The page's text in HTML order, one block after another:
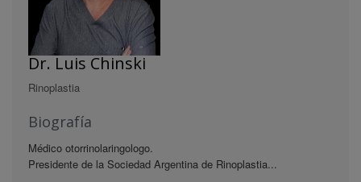
Dr. Luis Chinski
Rinoplastia
Biografía
Médico otorrinolaringologo.
Presidente de la Sociedad Argentina de Rinoplastia...